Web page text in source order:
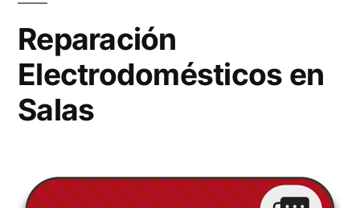
Reparación
Electrodomésticos en
Salas